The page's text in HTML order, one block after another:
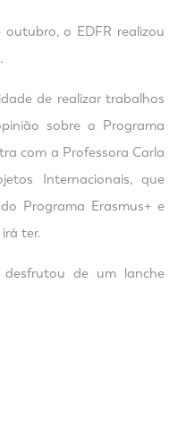
o EDFR realizou
de realizar trabalhos
sobre o Programa
com a Professora Carla
Internacionais, que
Programa Erasmus+ e
ter.
de um lanche